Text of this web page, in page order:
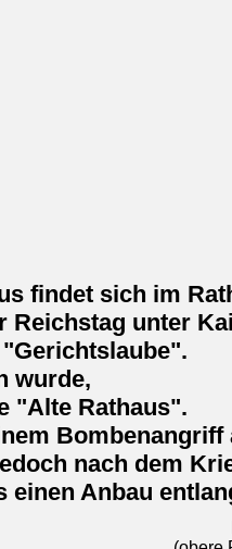
findet sich im
Reichstag unter
wurde,
"Alte Rathaus".
Bombenangriff
nach dem
einen Anbau